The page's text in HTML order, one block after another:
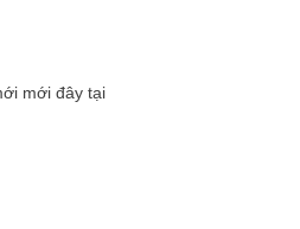
mới đây tại